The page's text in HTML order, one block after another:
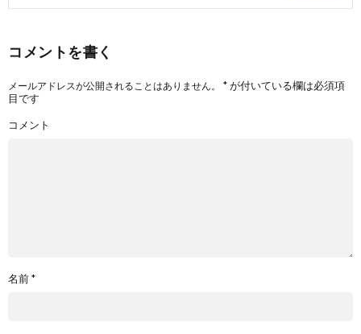
コメントを書く
メールアドレスが公開されることはありません。 *が付いている欄は必須項
目です
コメント
名前*